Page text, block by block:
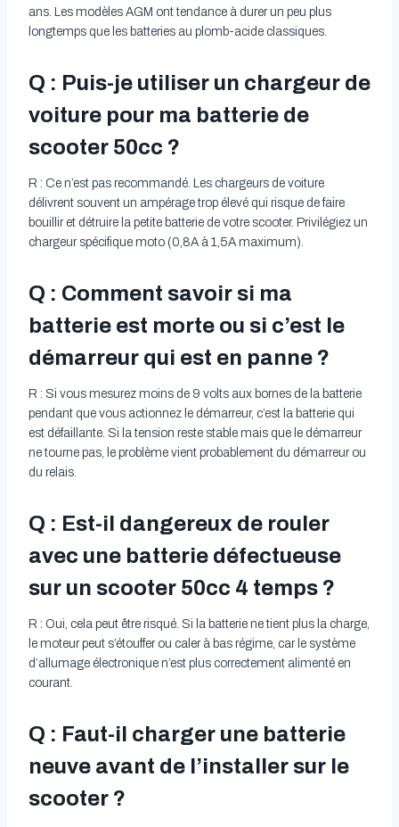
ans. Les modèles AGM ont tendance à durer un peu plus
longtemps que les batteries au plomb-acide classiques.
Q : Puis-je utiliser un chargeur de
voiture pour ma batterie de
scooter 50cc ?
R : Ce n’est pas recommandé. Les chargeurs de voiture
délivrent souvent un ampérage trop élevé qui risque de faire
bouillir et détruire la petite batterie de votre scooter. Privilégiez un
chargeur spécifique moto (0,8A à 1,5A maximum).
Q : Comment savoir si ma
batterie est morte ou si c’est le
démarreur qui est en panne ?
R : Si vous mesurez moins de 9 volts aux bornes de la batterie
pendant que vous actionnez le démarreur, c’est la batterie qui
est défaillante. Si la tension reste stable mais que le démarreur
ne tourne pas, le problème vient probablement du démarreur ou
du relais.
Q : Est-il dangereux de rouler
avec une batterie défectueuse
sur un scooter 50cc 4 temps ?
R : Oui, cela peut être risqué. Si la batterie ne tient plus la charge,
le moteur peut s’étouffer ou caler à bas régime, car le système
d’allumage électronique n’est plus correctement alimenté en
courant.
Q : Faut-il charger une batterie
neuve avant de l’installer sur le
scooter ?